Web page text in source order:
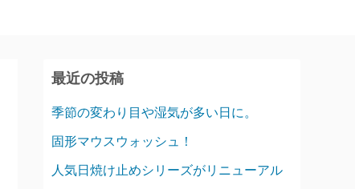
最近の投稿
季節の変わり目や湿気が多い日に。
固形マウスウォッシュ！
人気日焼け止めシリーズがリニューアル